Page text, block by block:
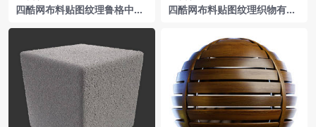
四酷网布料贴图纹理鲁格中东
四酷网布料贴图纹理织物有皱